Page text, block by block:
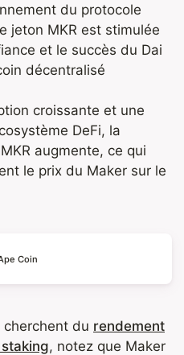
du protocole
jeton MKR est stimulée
et le succès du Dai
décentralisé
croissante et une
DeFi, la
augmente, ce qui
le prix du Maker sur le
Coin
cherchent du rendement
, notez que Maker